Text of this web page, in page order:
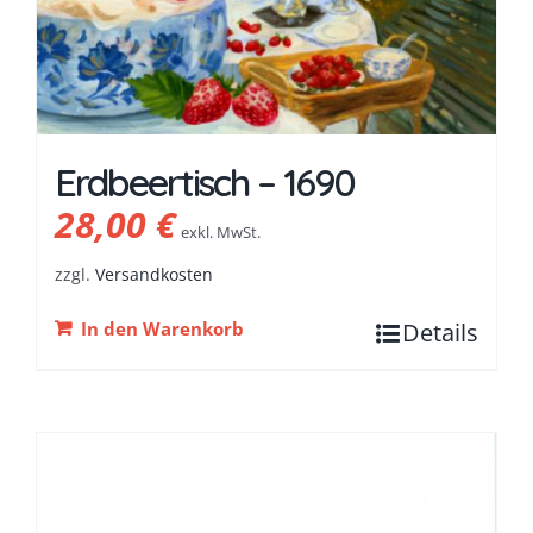
Erdbeertisch – 1690
28,00€ exkl. MwSt.
zzgl. Versandkosten
In den Warenkorb Details